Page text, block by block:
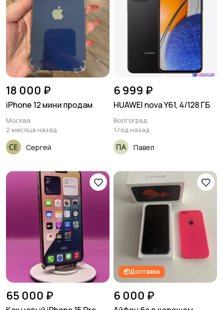
18 000 ₽
iPhone 12 мини продам
Москва
2 месяца назад
Сергей
6 999 ₽
HUAWEI nova Y61, 4/128 ГБ
Волгоград
1 год назад
Павел
65 000 ₽
📦Доставка
6 000 ₽